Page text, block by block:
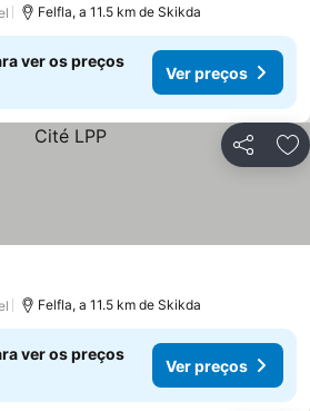
Felfla, a 11.5 km de Skikda
ver os preços
Ver preços
Partilhar
Felfla, a 11.5 km de Skikda
ver os preços
Ver preços